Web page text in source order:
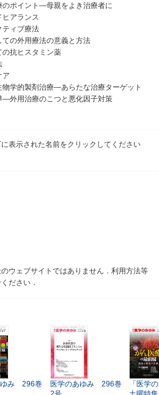
のポイント―母親をよき治療者に
アランス
ティブ療法
の外用療法の意義と方法
抗ヒスタミン薬
ア
学的製剤治療―あらたな治療ターゲット
―外用治療のこつと悪化因子対策
表示された名前をクリックしてください
ウェブサイトではありません．利用方法等
ださい．
ゆみ 296巻
医学のあゆみ 296巻
「医学